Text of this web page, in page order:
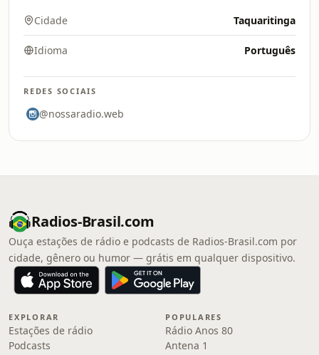
Cidade Taquaritinga
Idioma Português
REDES SOCIAIS
@nossaradio.web
Radios-Brasil.com
Ouça estações de rádio e podcasts de Radios-Brasil.com por
cidade, gênero ou humor — grátis em qualquer dispositivo.
EXPLORAR
Estações de rádio
Podcasts
POPULARES
Rádio Anos 80
Antena 1